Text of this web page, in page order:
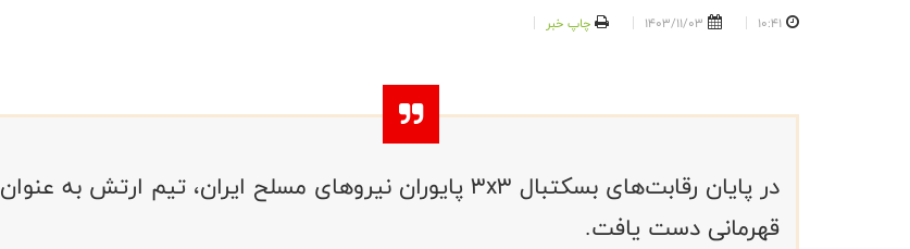
10:41
1403/11/03 چاپ خبر
در پایان رقابت‌های بسکتبال 3x3 پایوران نیروهای مسلح ایران، تیم ارتش به عنوان
قهرمانی دست یافت.